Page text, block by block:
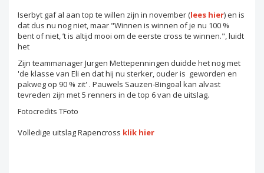
Iserbyt gaf al aan top te willen zijn in november (lees hier) en is
dat dus nu nog niet, maar "Winnen is winnen of je nu 100 %
bent of niet, ’t is altijd mooi om de eerste cross te winnen.", luidt
het
Zijn teammanager Jurgen Mettepenningen duidde het nog met
'de klasse van Eli en dat hij nu sterker, ouder is geworden en
pakweg op 90 % zit' . Pauwels Sauzen-Bingoal kan alvast
tevreden zijn met 5 renners in de top 6 van de uitslag.
Fotocredits TFoto
Volledige uitslag Rapencross klik hier